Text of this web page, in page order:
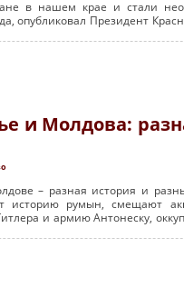
в нашем крае и стали
опубликовал Президент
и Молдова:
– разная история и
историю румын, смещают
и армию Антонеску,